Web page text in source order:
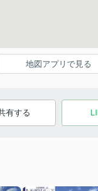
地図アプリで見る
有する